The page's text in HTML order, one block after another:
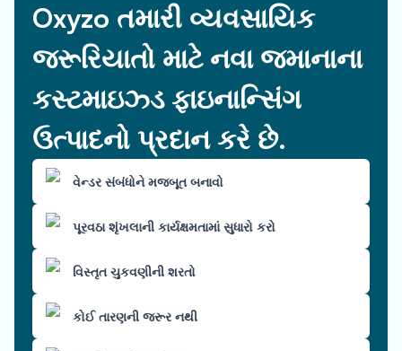
Oxyzo તમારી વ્યવસાયિક
જરૂરિયાતો માટે નવા જમાનાના
કસ્ટમાઇઝ્ડ ફાઇનાન્સિંગ
ઉત્પાદનો પ્રદાન કરે છે.
વેન્ડર સંબંધોને મજબૂત બનાવો
પૂરવઠા શૃંખલાની કાર્યક્ષમતામાં સુધારો કરો
વિસ્તૃત ચુકવણીની શરતો
કોઈ તારણની જરૂર નથી